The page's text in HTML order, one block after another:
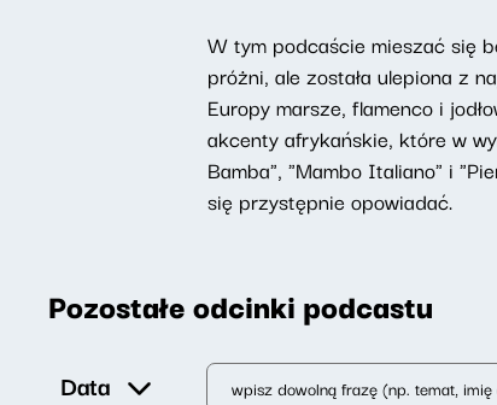
W tym podcaście mieszać się
próżni, ale została ulepiona z
Europy marsze, flamenco i
akcenty afrykańskie, które w
Bamba", "Mambo Italiano" i
się przystępnie opowiadać.
Pozostałe odcinki podcastu
Data